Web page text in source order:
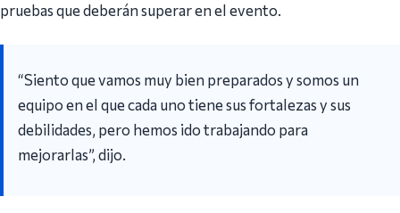
pruebas que deberán superar en el evento.
“Siento que vamos muy bien preparados y somos un
equipo en el que cada uno tiene sus fortalezas y sus
debilidades, pero hemos ido trabajando para
mejorarlas”, dijo.